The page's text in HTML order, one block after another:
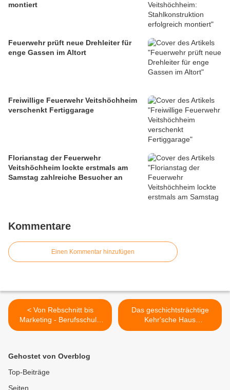
montiert
Feuerwehr prüft neue Drehleiter für
enge Gassen im Altort
Freiwillige Feuerwehr Veitshöchheim
verschenkt Fertiggarage
Florianstag der Feuerwehr
Veitshöchheim lockte erstmals am
Samstag zahlreiche Besucher an
Kommentare
Einen Kommentar hinzufügen
< Von Rebschnitt bis
Marketing - Berufsschule
und LWG stellen am 7.
vor
Das geschichtsträchtige
Kehr'sche Haus
(Bahnhofstraße 10) aus
Gehostet von Overblog
Top-Beiträge
Seiten